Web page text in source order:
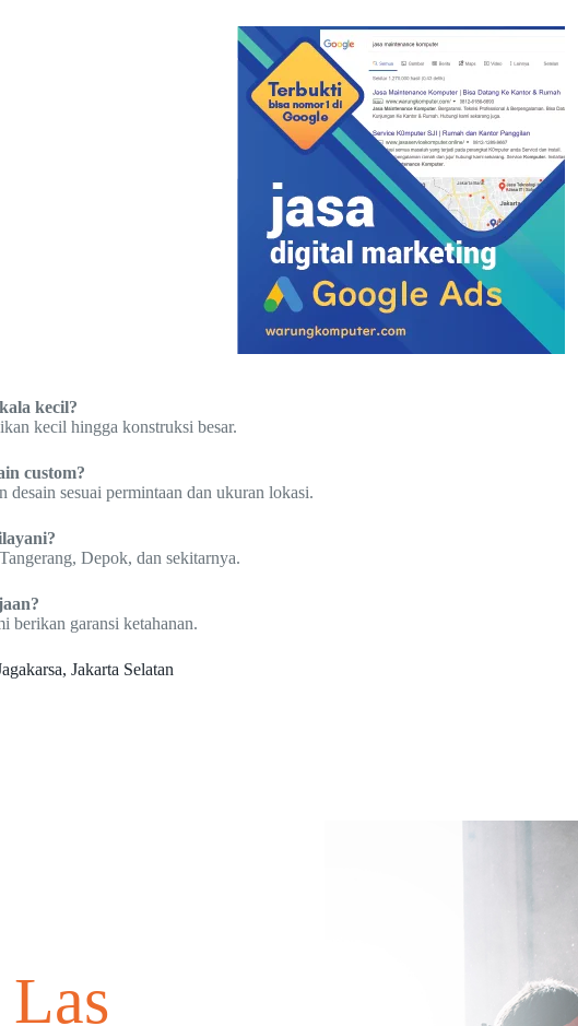
kecil?
kecil hingga konstruksi besar.
custom?
desain sesuai permintaan dan ukuran lokasi.
Depok, dan sekitarnya.
berikan garansi ketahanan.
Jakarta Selatan